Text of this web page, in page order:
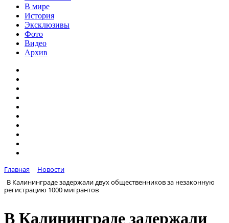
В мире
История
Эксклюзивы
Фото
Видео
Архив
Главная
Новости
В Калининграде задержали двух общественников за незаконную
регистрацию 1000 мигрантов
В Калининграде задержали